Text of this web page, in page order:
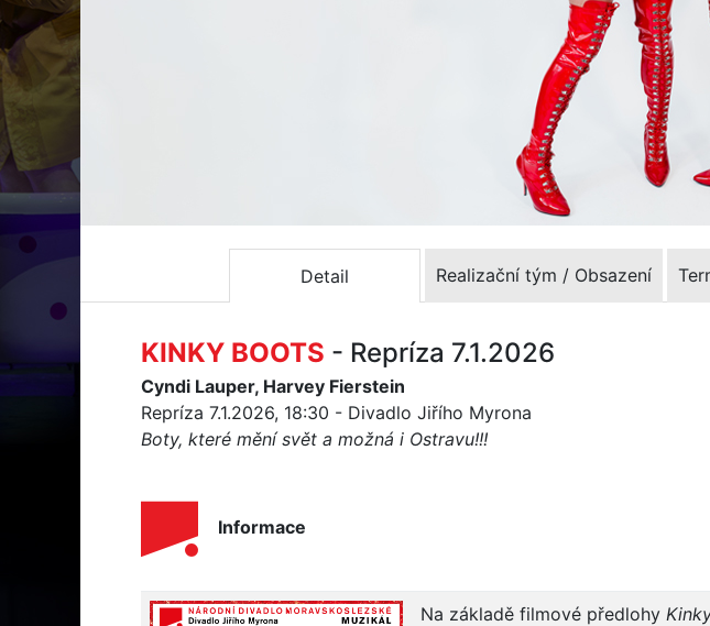
Detail Realizační tým / Obsazení
KINKY BOOTS - Repríza 7.1.2026
Cyndi Lauper, Harvey Fierstein
Repríza 7.1.2026, 18:30 - Divadlo Jiřího Myrona
Boty, které mění svět a možná i Ostravu!!!
Informace
Na základě filmové předlohy